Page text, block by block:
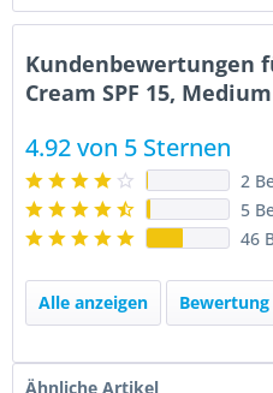
Kundenbewertungen
Cream SPF 15,
4.92 von 5 Sternen
2
5
46
Alle anzeigen
Ähnliche Artikel